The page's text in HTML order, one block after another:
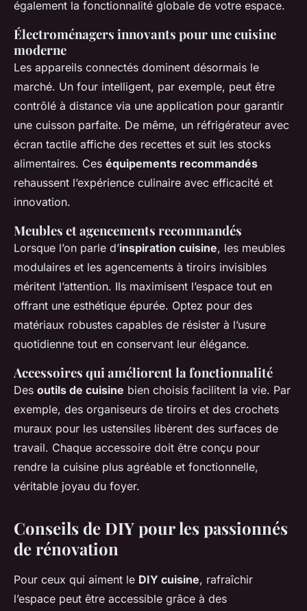
également la fonctionnalité globale de votre espace.
Électroménagers innovants pour une cuisine
moderne
Les appareils connectés dominent désormais le
marché. Un four intelligent, par exemple, peut être
contrôlé à distance via une application pour garantir
une cuisson parfaite. De même, un réfrigérateur avec
écran tactile affiche des recettes et suit les stocks
alimentaires. Ces équipements recommandés
rehaussent l’expérience culinaire avec efficacité et
innovation.
Meubles et agencements recommandés
Lorsque l’on parle d’inspiration cuisine, les meubles
modulaires et les agencements à tiroirs invisibles
méritent l’attention. Ils maximisent l’espace tout en
offrant une esthétique épurée. Optez pour des
matériaux robustes capables de résister à l’usure
quotidienne tout en conservant leur élégance.
Accessoires qui améliorent la fonctionnalité
Des outils de cuisine bien choisis facilitent la vie. Par
exemple, des organiseurs de tiroirs et des crochets
muraux pour les ustensiles libèrent des surfaces de
travail. Chaque accessoire doit être conçu pour
rendre la cuisine plus agréable et fonctionnelle,
véritable joyau du foyer.
Conseils de DIY pour les passionnés
de rénovation
Pour ceux qui aiment le DIY cuisine, rafraîchir
l’espace peut être accessible grâce à des